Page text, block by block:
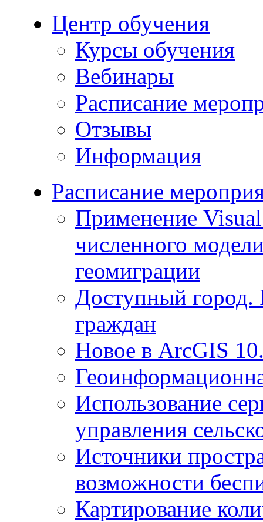
Центр обучения
Курсы обучения
Вебинары
Расписание
Отзывы
Информация
Расписание
Применение
численного
геомиграции
Доступный
граждан
Новое в ArcGIS
Использование
управления
Источники
возможности
Картирование